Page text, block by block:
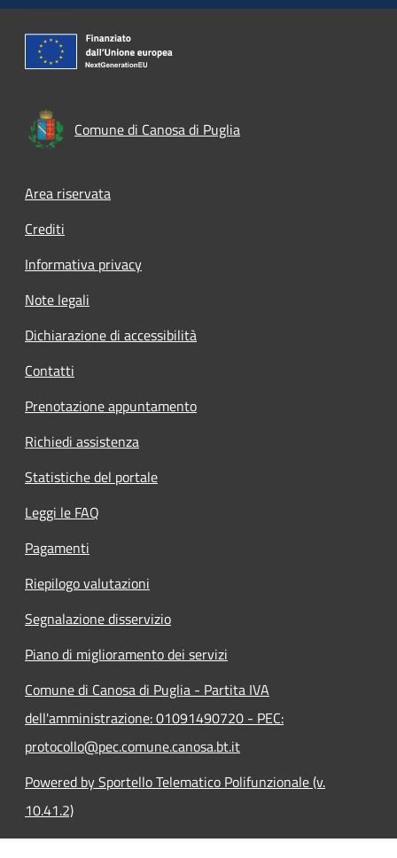
Comune di Canosa di Puglia
Footer menu
Area riservata
Crediti
Informativa privacy
Note legali
Dichiarazione di accessibilità
Contatti
Prenotazione appuntamento
Richiedi assistenza
Statistiche del portale
Leggi le FAQ
Pagamenti
Riepilogo valutazioni
Segnalazione disservizio
Piano di miglioramento dei servizi
Comune di Canosa di Puglia - Partita IVA
dell'amministrazione: 01091490720 - PEC:
protocollo@pec.comune.canosa.bt.it
Powered by Sportello Telematico Polifunzionale (v.
10.41.2)